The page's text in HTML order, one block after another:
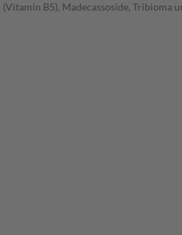
B5), Madecassoside, Tribioma